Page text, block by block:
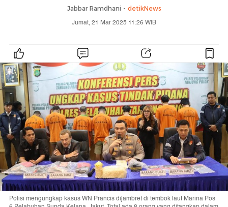
Jabbar Ramdhani - detikNews
Jumat, 21 Mar 2025 11:26 WIB
Polisi mengungkap kasus WN Prancis dijambret di tembok laut Marina Pos